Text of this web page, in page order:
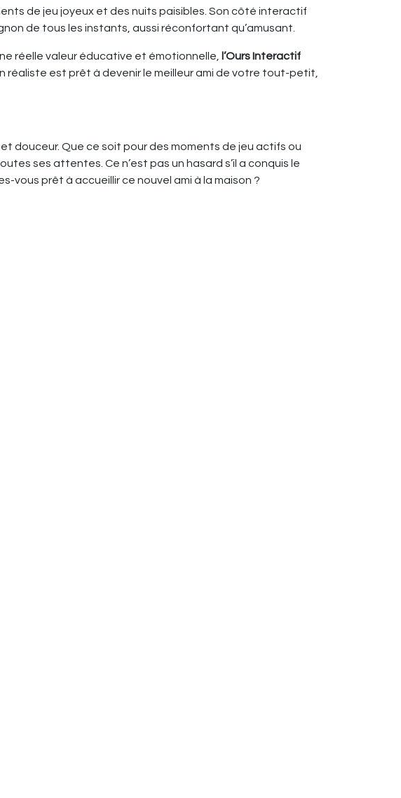
de jeu joyeux et des nuits paisibles. Son côté interactif
de tous les instants, aussi réconfortant qu’amusant.
réelle valeur éducative et émotionnelle,
l’Ours Interactif
réaliste est prêt à devenir le meilleur ami de votre tout-petit,
douceur. Que ce soit pour des moments de jeu actifs ou
ses attentes. Ce n’est pas un hasard s’il a conquis le
prêt à accueillir ce nouvel ami à la maison ?